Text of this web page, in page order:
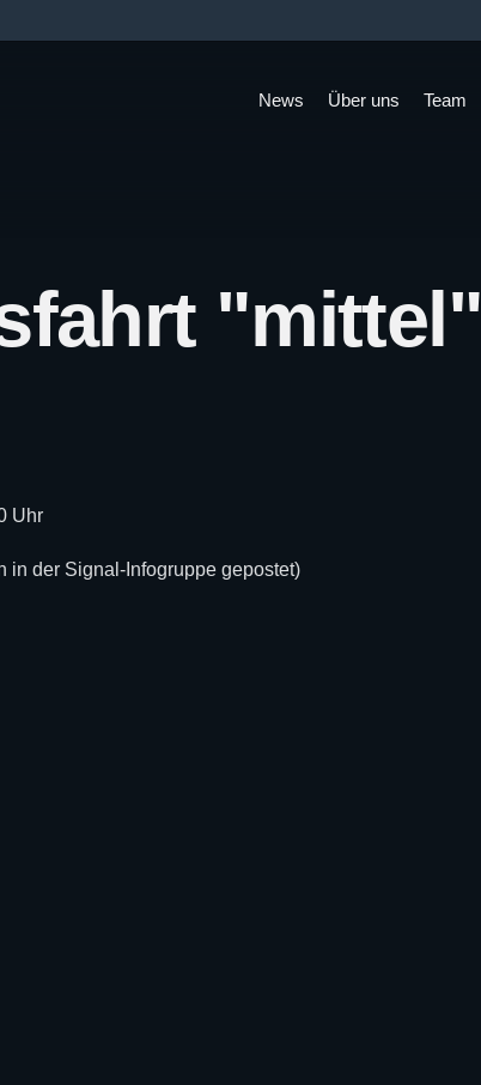
News Über uns Team
"mittel"
Uhr
in der Signal-Infogruppe gepostet)